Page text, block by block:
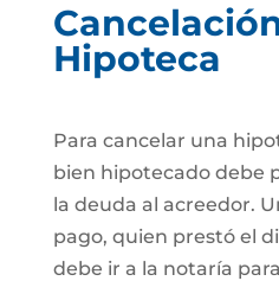
Hipoteca
Para cancelar una
bien hipotecado debe
la deuda al acreedor.
pago, quien prestó el
debe ir a la notaría